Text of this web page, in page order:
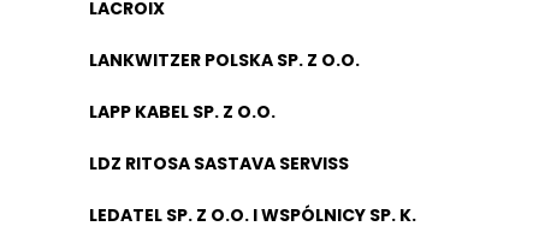
LACROIX
LANKWITZER POLSKA SP. Z O.O.
LAPP KABEL SP. Z O.O.
LDZ RITOSA SASTAVA SERVISS
LEDATEL SP. Z O.O. I WSPÓLNICY SP. K.